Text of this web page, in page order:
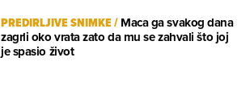
PREDIRLJIVE SNIMKE/Maca ga svakog dana
zagrli oko vrata zato da mu se zahvali što joj
je spasio život